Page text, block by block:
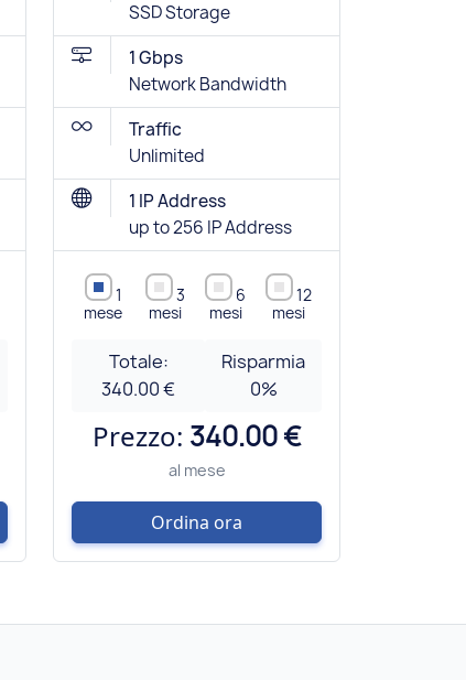
SSD Storage
1 Gbps
Network Bandwidth
Traffic
Unlimited
1 IP Address
up to 256 IP Address
1
mese
3
mesi
6
mesi
12
mesi
Totale:
340.00 €
Risparmia
0%
Prezzo: 340.00 €
al mese
Ordina ora